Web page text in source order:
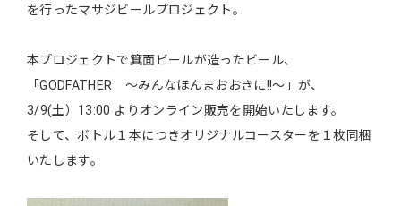
を行ったマサジビールプロジェクト。
本プロジェクトで箕面ビールが造ったビール、
「GODFATHER ～みんなほんまおおきに!!～」が、
3/9(土）13:00 よりオンライン販売を開始いたします。
そして、ボトル１本につきオリジナルコースターを１枚同梱
いたします。